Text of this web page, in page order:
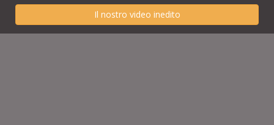
Il nostro video inedito